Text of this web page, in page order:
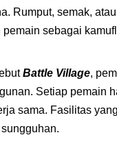
Rumput, semak,
sebagai
Battle Village,
Setiap pemain
sama. Fasilitas